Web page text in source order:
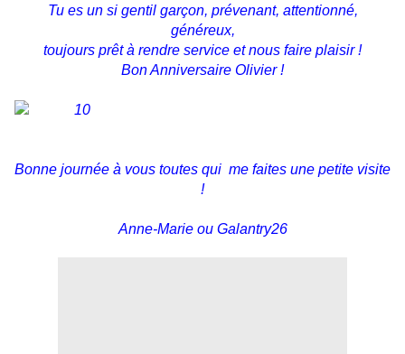
Tu es un si gentil garçon, prévenant, attentionné,
généreux,
toujours prêt à rendre service et nous faire plaisir !
Bon Anniversaire Olivier !
Bonne journée à vous toutes qui me faites une petite visite
!
Anne-Marie ou Galantry26